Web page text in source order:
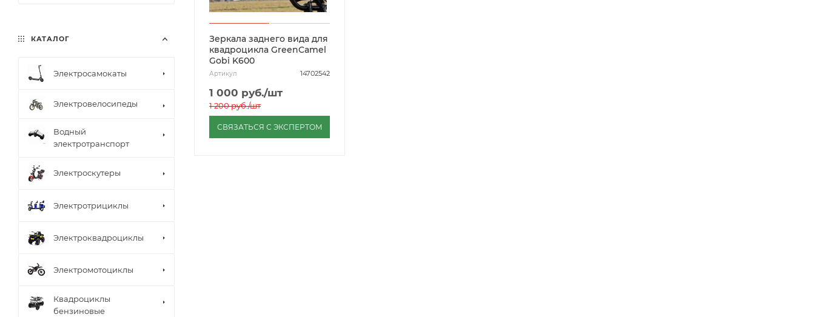
Зеркала заднего вида для
квадроцикла GreenCamel
Gobi K600
Артикул 14702542
1 000 руб./шт
1 200руб./шт
СВЯЗАТЬСЯ С ЭКСПЕРТОМ
КАТАЛОГ
Электросамокаты
Электровелосипеды
Водный
электротранспорт
Электроскутеры
Электротрициклы
Электроквадроциклы
Электромотоциклы
Квадроциклы
бензиновые